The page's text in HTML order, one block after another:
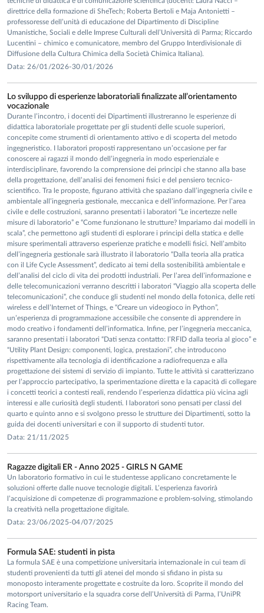
direttrice della formazione di SheTech; Roberta Bertoli e Maja Antonietti –
professoresse dell’unità di educazione del Dipartimento di Discipline
Umanistiche, Sociali e delle Imprese Culturali dell’Università di Parma; Riccardo
Lucentini – chimico e comunicatore, membro del Gruppo Interdivisionale di
Diffusione della Cultura Chimica della Società Chimica Italiana).
Data: 26/01/2026-30/01/2026
Lo sviluppo di esperienze laboratoriali finalizzate all’orientamento
vocazionale
Durante l’incontro, i docenti dei Dipartimenti illustreranno le esperienze di
didattica laboratoriale progettate per gli studenti delle scuole superiori,
concepite come strumenti di orientamento attivo e di scoperta del metodo
ingegneristico. I laboratori proposti rappresentano un’occasione per far
conoscere ai ragazzi il mondo dell’ingegneria in modo esperienziale e
interdisciplinare, favorendo la comprensione dei principi che stanno alla base
della progettazione, dell’analisi dei fenomeni fisici e del pensiero tecnico-
scientifico. Tra le proposte, figurano attività che spaziano dall’ingegneria civile e
ambientale all’ingegneria gestionale, meccanica e dell’informazione. Per l’area
civile e delle costruzioni, saranno presentati i laboratori “Le incertezze nelle
misure di laboratorio” e “Come funzionano le strutture? Impariamo dai modelli in
scala”, che permettono agli studenti di esplorare i principi della statica e delle
misure sperimentali attraverso esperienze pratiche e modelli fisici. Nell’ambito
dell’ingegneria gestionale sarà illustrato il laboratorio “Dalla teoria alla pratica
con il Life Cycle Assessment”, dedicato ai temi della sostenibilità ambientale e
dell’analisi del ciclo di vita dei prodotti industriali. Per l’area dell’informazione e
delle telecomunicazioni verranno descritti i laboratori “Viaggio alla scoperta delle
telecomunicazioni”, che conduce gli studenti nel mondo della fotonica, delle reti
wireless e dell’Internet of Things, e “Creare un videogioco in Python”,
un’esperienza di programmazione accessibile che consente di apprendere in
modo creativo i fondamenti dell’informatica. Infine, per l’ingegneria meccanica,
saranno presentati i laboratori “Dati senza contatto: l’RFID dalla teoria al gioco” e
“Utility Plant Design: componenti, logica, prestazioni”, che introducono
rispettivamente alla tecnologia di identificazione a radiofrequenza e alla
progettazione dei sistemi di servizio di impianto. Tutte le attività si caratterizzano
per l’approccio partecipativo, la sperimentazione diretta e la capacità di collegare
i concetti teorici a contesti reali, rendendo l’esperienza didattica più vicina agli
interessi e alle curiosità degli studenti. I laboratori sono pensati per classi del
quarto e quinto anno e si svolgono presso le strutture dei Dipartimenti, sotto la
guida dei docenti universitari e con il supporto di studenti tutor.
Data: 21/11/2025
Ragazze digitali ER - Anno 2025 - GIRLS N GAME
Un laboratorio formativo in cui le studentesse applicano concretamente le
soluzioni offerte dalle nuove tecnologie digitali. L’esperienza favorirà
l’acquisizione di competenze di programmazione e problem-solving, stimolando
la creatività nella progettazione digitale.
Data: 23/06/2025-04/07/2025
Formula SAE: studenti in pista
La formula SAE è una competizione universitaria internazionale in cui team di
studenti provenienti da tutti gli atenei del mondo si sfidano in pista su
monoposto interamente progettate e costruite da loro. Scoprite il mondo del
motorsport universitario e la squadra corse dell’Università di Parma, l’UniPR
Racing Team.